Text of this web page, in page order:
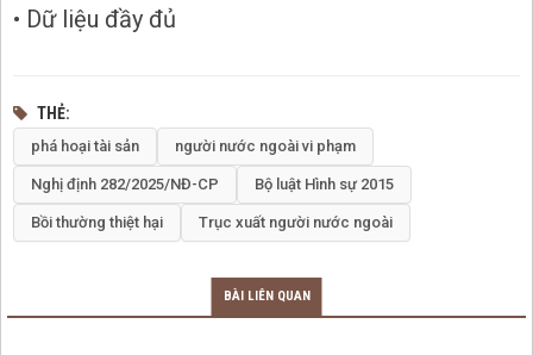
• Dữ liệu đầy đủ
THẺ
phá hoại tài sản người nước ngoài vi phạm
Nghị định 282/2025/NĐ-CP Bộ luật Hình sự 2015
Bồi thường thiệt hại Trục xuất người nước ngoài
BÀI LIÊN QUAN